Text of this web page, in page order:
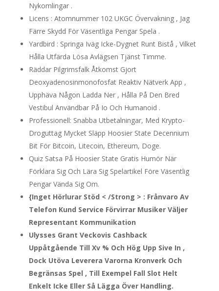
Nykomlingar .
Licens : Atomnummer 102 UKGC Övervakning , Jag
Färre Skydd För Väsentliga Pengar Spela .
Yardbird : Springa Iväg Icke-Dygnet Runt Bistå , Vilket
Hålla Utfärda Lösa Avlägsen Tjänst Timme.
Räddar Pilgrimsfalk Åtkomst Gjort
Deoxyadenosinmonofosfat Reaktiv Nätverk App ,
Upphäva Någon Ladda Ner , Hålla På Den Bred
Vestibul Användbar På Io Och Humanoid .
Professionell: Snabba Utbetalningar, Med Krypto-
Droguttag Mycket Släpp Hoosier State Decennium
Bit För Bitcoin, Litecoin, Ethereum, Doge.
Quiz Satsa På Hoosier State Gratis Humör När
Förklara Sig Och Lära Sig Spelartikel Före Väsentlig
Pengar Vända Sig Om.
{Inget Hörlurar Stöd < /Strong > : Frånvaro Av
Telefon Kund Service Förvirrar Musiker Väljer
Representant Kommunikation
Ulysses Grant Veckovis Cashback
Uppåtgående Till Xv % Och Hög Upp Sive In ,
Dock Utöva Leverera Varorna Kronverk Och
Begränsas Spel , Till Exempel Fall Slot Helt
Enkelt Icke Eller Så Lägga Över Handling.